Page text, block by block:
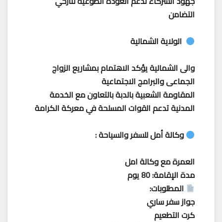
التضامن
الولاية الشمالية
والى الشمالية يؤكد الاهتمام بمشاريع الزواج
الجماعى والبرامج الاجتماعية
المقاومة الشعبية بالدبة بالتعاون مع الخدمة
المدنية تدعم القوات المسلحة في معركة الكرامة
وكالة أمل للسفر والسياحة :
العمرة مع وكالة امل
مدة الإقامة: 80 يوم
المطلوبات:
جواز سفر ساري
كرت التطعيم